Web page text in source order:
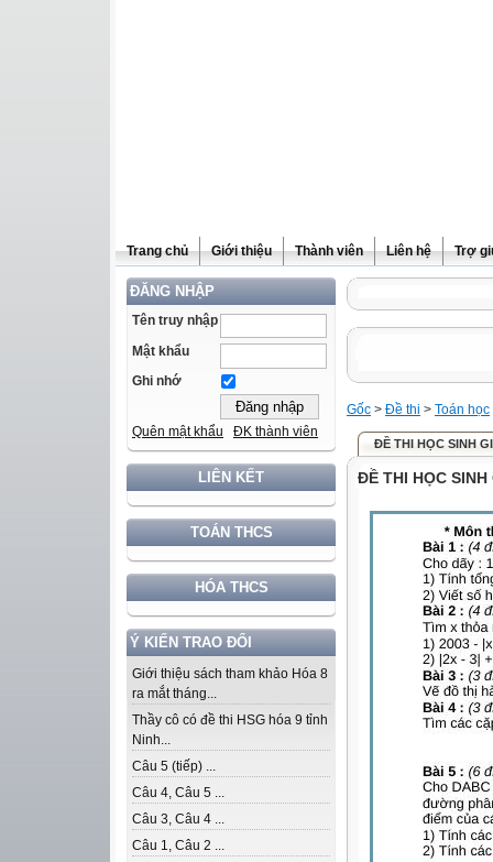
Trang chủ Giới thiệu Thành viên Liên hệ Trợ
ĐĂNG NHẬP
Tên truy nhập
Mật khẩu
Ghi nhớ
Quên mật khẩu ĐK thành viên
LIÊN KẾT
TOÁN THCS
HÓA THCS
Ý KIẾN TRAO ĐỔI
Giới thiệu sách tham khảo Hóa 8
ra mắt tháng...
Thầy cô có đề thi HSG hóa 9 tỉnh
Ninh...
Câu 5 (tiếp) ...
Câu 4, Câu 5 ...
Câu 3, Câu 4 ...
Câu 1, Câu 2 ...
Gốc > Đề thi > Toán học
ĐỀ THI HỌC SINH
ĐỀ THI HỌC